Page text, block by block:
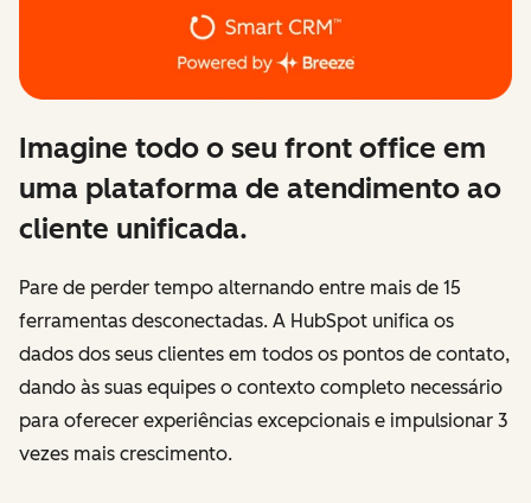
Imagine todo o seu front office em
uma plataforma de atendimento ao
cliente unificada.
Pare de perder tempo alternando entre mais de 15
ferramentas desconectadas. A HubSpot unifica os
dados dos seus clientes em todos os pontos de contato,
dando às suas equipes o contexto completo necessário
para oferecer experiências excepcionais e impulsionar 3
vezes mais crescimento.